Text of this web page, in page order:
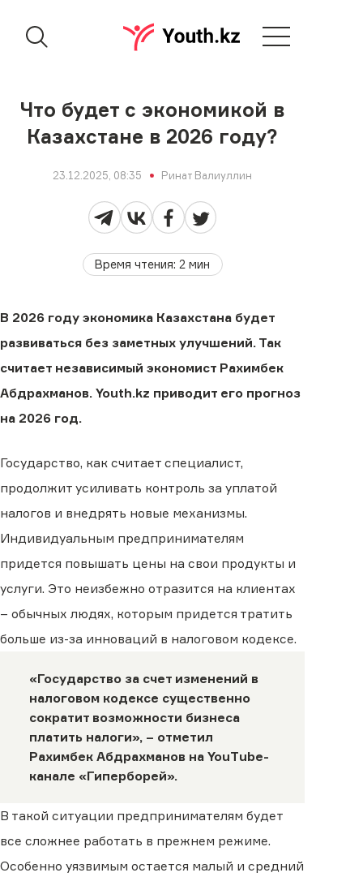
Что будет с экономикой в
Казахстане в 2026 году?
23.12.2025, 08:35 Ринат Валиуллин
Время чтения:2 мин
В 2026 году экономика Казахстана будет
развиваться без заметных улучшений. Так
считает независимый экономист Рахимбек
Абдрахманов. Youth.kz приводит его прогноз
на 2026 год.
Государство, как считает специалист,
продолжит усиливать контроль за уплатой
налогов и внедрять новые механизмы.
Индивидуальным предпринимателям
придется повышать цены на свои продукты и
услуги. Это неизбежно отразится на клиентах
– обычных людях, которым придется тратить
больше из-за инноваций в налоговом кодексе.
«Государство за счет изменений в
налоговом кодексе существенно
сократит возможности бизнеса
платить налоги», – отметил
Рахимбек Абдрахманов на YouTube-
канале «Гиперборей».
В такой ситуации предпринимателям будет
все сложнее работать в прежнем режиме.
Особенно уязвимым остается малый и средний